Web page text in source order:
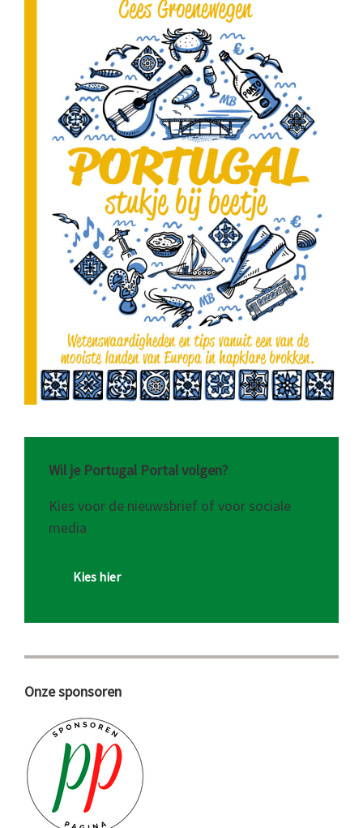
Wil je Portugal Portal volgen?
Kies voor de nieuwsbrief of voor sociale
media
Kies hier
Onze sponsoren